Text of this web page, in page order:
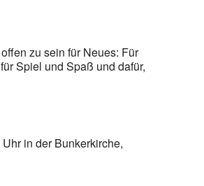
zu sein für Neues: Für
Spiel und Spaß und dafür,
in der Bunkerkirche,